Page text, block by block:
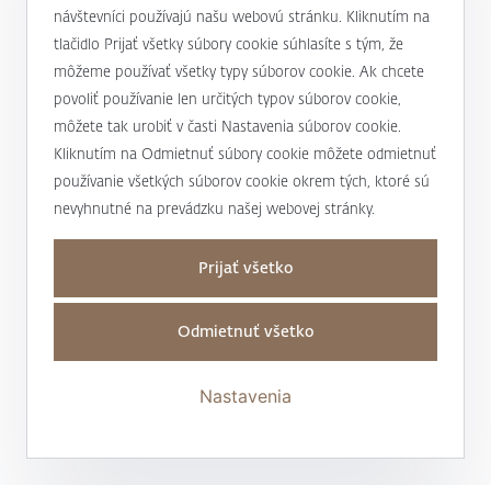
návštevníci používajú našu webovú stránku. Kliknutím na
tlačidlo Prijať všetky súbory cookie súhlasíte s tým, že
môžeme používať všetky typy súborov cookie. Ak chcete
povoliť používanie len určitých typov súborov cookie,
môžete tak urobiť v časti Nastavenia súborov cookie.
Kliknutím na Odmietnuť súbory cookie môžete odmietnuť
používanie všetkých súborov cookie okrem tých, ktoré sú
nevyhnutné na prevádzku našej webovej stránky.
Prijať všetko
Odmietnuť všetko
Nastavenia